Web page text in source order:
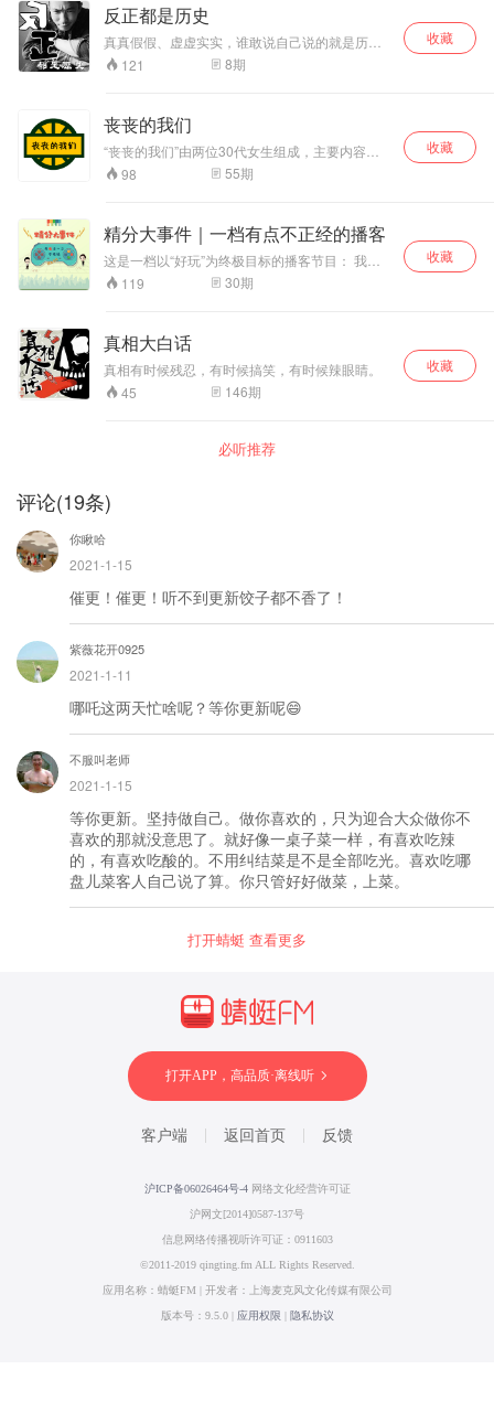
反正都是历史
真真假假、虚虚实实，谁敢说自己说的就是历史
的真相，史籍只记录故事，历史的真相都隐藏在
人性里！管它真假对错，反正都是历史！！
121 8期
收藏
丧丧的我们
“丧丧的我们”由两位30代女生组成，主要内容涵
盖读书、观影、社会热点事件的讨论，希望借助
这个节目去记录30代的所思所想
98 55期
收藏
精分大事件｜一档有点不正经的播客
这是一档以“好玩”为终极目标的播客节目： 我们
会邀请到不同领域的朋友，分享Ta们的精彩生
活； 也会用声音带你去环游世界，感受别样的风
余，我们也会偷偷的走个心。 我们不在乎表达方
式够不够专业，内容有没有深度。 我们只想做一
档“好玩的播客节目”。 如果你喜欢我们的节目，
还请帮忙订阅、分享。 对我们有任何建议或是吐
槽，都可以给我们留言。（有夸赞更好，hhh）
119 30期
收藏
真相大白话
真相有时候残忍，有时候搞笑，有时候辣眼睛。
45
146期
收藏
必听推荐
评论(19条)
你瞅哈
2021-1-15
催更！催更！听不到更新饺子都不香了！
紫薇花开0925
2021-1-11
哪吒这两天忙啥呢？等你更新呢😄
不服叫老师
2021-1-15
等你更新。坚持做自己。做你喜欢的，只为迎合大众做你不
喜欢的那就没意思了。就好像一桌子菜一样，有喜欢吃辣
的，有喜欢吃酸的。不用纠结菜是不是全部吃光。喜欢吃哪
盘儿菜客人自己说了算。你只管好好做菜，上菜。
打开蜻蜓 查看更多
打开APP，高品质·离线听
客户端 返回首页 反馈
沪ICP备06026464号-4 网络文化经营许可证
沪网文[2014]0587-137号
信息网络传播视听许可证：0911603
©2011-2019 qingting.fm ALL Rights Reserved.
应用名称：蜻蜓FM | 开发者：上海麦克风文化传媒有限公司
版本号：9.5.0 | 应用权限 | 隐私协议